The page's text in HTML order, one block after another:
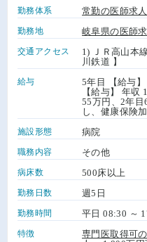
勤務体系 常勤の医師求人
勤務地 岐阜県の医師
交通アクセス
1) ＪＲ高山本
川鉄道 】
給与
5年目 【給与
【給与】 年
55万円、2年
し、健康保険
施設形態 病院
職務内容 その他
病床数 500床以上
勤務日数 週5日
勤務時間 平日 08:30 ～
特徴 専門医取得可